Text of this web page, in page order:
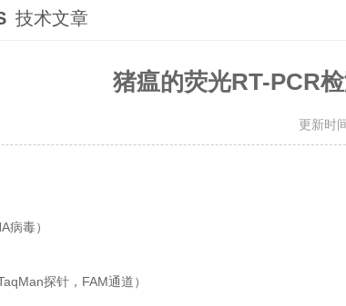
技术文章
猪瘟的荧光RT-PCR
更新时
病毒）
探针，FAM通道）